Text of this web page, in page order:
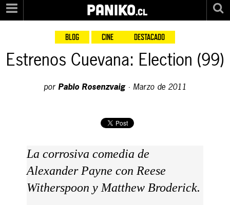
PANIKO.cl
BLOG CINE DESTACADO
Estrenos Cuevana: Election (99)
por Pablo Rosenzvaig· Marzo de 2011
La corrosiva comedia de
Alexander Payne con Reese
Witherspoon y Matthew Broderick.